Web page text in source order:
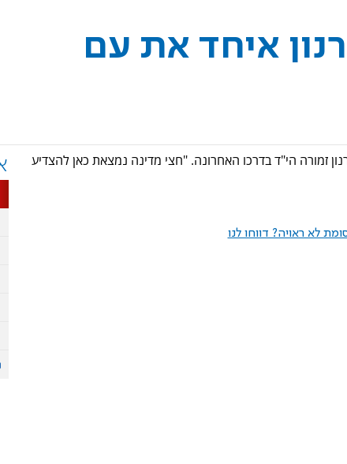
איחד את עם
זמורה הי"ד בדרכו האחרונה. "חצי מדינה נמצאת כאן להצדיע
לא ראויה? דווחו לנו